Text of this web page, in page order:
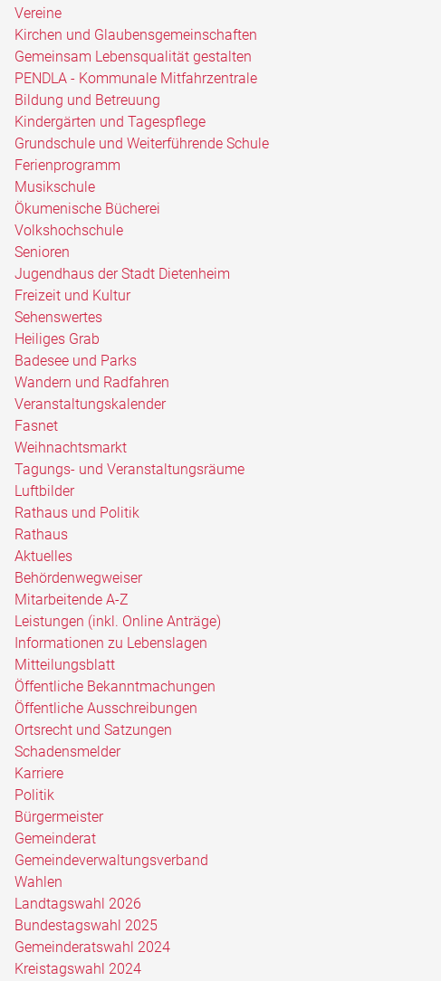
Vereine
Kirchen und Glaubensgemeinschaften
Gemeinsam Lebensqualität gestalten
PENDLA - Kommunale Mitfahrzentrale
Bildung und Betreuung
Kindergärten und Tagespflege
Grundschule und Weiterführende Schule
Ferienprogramm
Musikschule
Ökumenische Bücherei
Volkshochschule
Senioren
Jugendhaus der Stadt Dietenheim
Freizeit und Kultur
Sehenswertes
Heiliges Grab
Badesee und Parks
Wandern und Radfahren
Veranstaltungskalender
Fasnet
Weihnachtsmarkt
Tagungs- und Veranstaltungsräume
Luftbilder
Rathaus und Politik
Rathaus
Aktuelles
Behördenwegweiser
Mitarbeitende A-Z
Leistungen (inkl. Online Anträge)
Informationen zu Lebenslagen
Mitteilungsblatt
Öffentliche Bekanntmachungen
Öffentliche Ausschreibungen
Ortsrecht und Satzungen
Schadensmelder
Karriere
Politik
Bürgermeister
Gemeinderat
Gemeindeverwaltungsverband
Wahlen
Landtagswahl 2026
Bundestagswahl 2025
Gemeinderatswahl 2024
Kreistagswahl 2024